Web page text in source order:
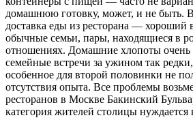
домашнюю готовку, может, и не быть. В
доставка еды из ресторана ― хороший
обычные семьи, пары, находящиеся в
отношениях. Домашние хлопоты очень
семейные встречи за ужином так
особенное для второй половинки не
отсутствия опыта. Все проблемы
ресторанов в Москве Бакинский
категория жителей столицы